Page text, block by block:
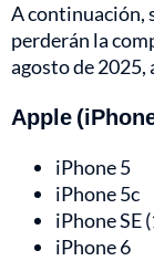
A continuación,
perderán la
agosto de 2025,
Apple
iPhone 5
iPhone 5c
iPhone SE
iPhone 6